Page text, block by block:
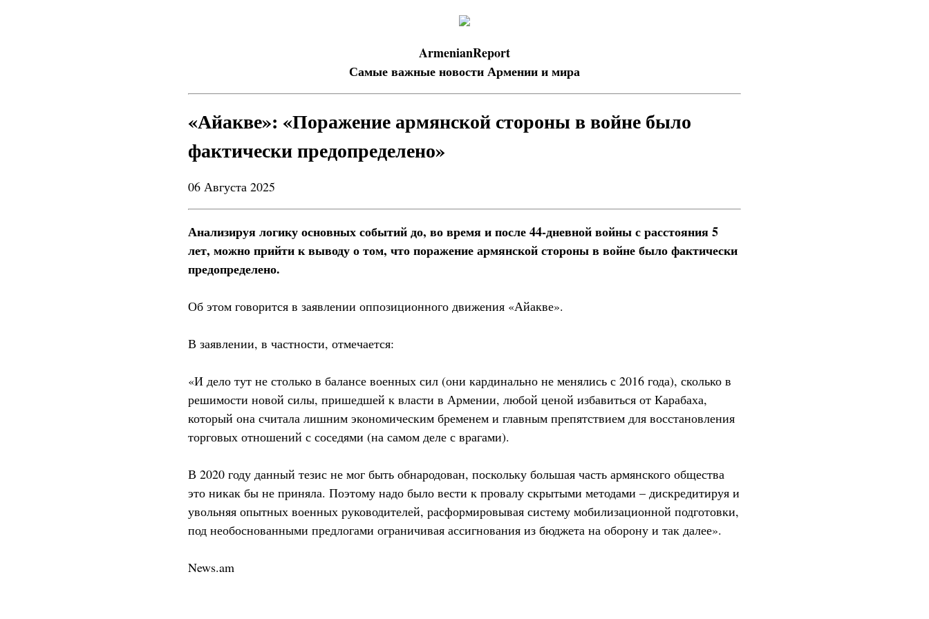
ArmenianReport
Самые важные новости Армении и мира
«Айакве»: «Поражение армянской стороны в войне было
фактически предопределено»
06 Августа 2025
Анализируя логику основных событий до, во время и после 44-дневной войны с расстояния 5
лет, можно прийти к выводу о том, что поражение армянской стороны в войне было фактически
предопределено.
Об этом говорится в заявлении оппозиционного движения «Айакве».
В заявлении, в частности, отмечается:
«И дело тут не столько в балансе военных сил (они кардинально не менялись с 2016 года), сколько в
решимости новой силы, пришедшей к власти в Армении, любой ценой избавиться от Карабаха,
который она считала лишним экономическим бременем и главным препятствием для восстановления
торговых отношений с соседями (на самом деле с врагами).
В 2020 году данный тезис не мог быть обнародован, поскольку большая часть армянского общества
это никак бы не приняла. Поэтому надо было вести к провалу скрытыми методами – дискредитируя и
увольняя опытных военных руководителей, расформировывая систему мобилизационной подготовки,
под необоснованными предлогами ограничивая ассигнования из бюджета на оборону и так далее».
News.am